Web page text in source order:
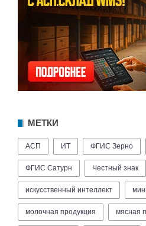
МЕТКИ
АСП ИТ ФГИС Зерно
ФГИС Сатурн Честный знак
искусственный интеллект
молочная продукция мясная